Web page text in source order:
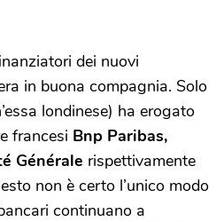
dei nuovi
in buona compagnia. Solo
londinese) ha erogato
francesi Bnp Paribas,
Générale rispettivamente
non è certo l’unico modo
continuano a